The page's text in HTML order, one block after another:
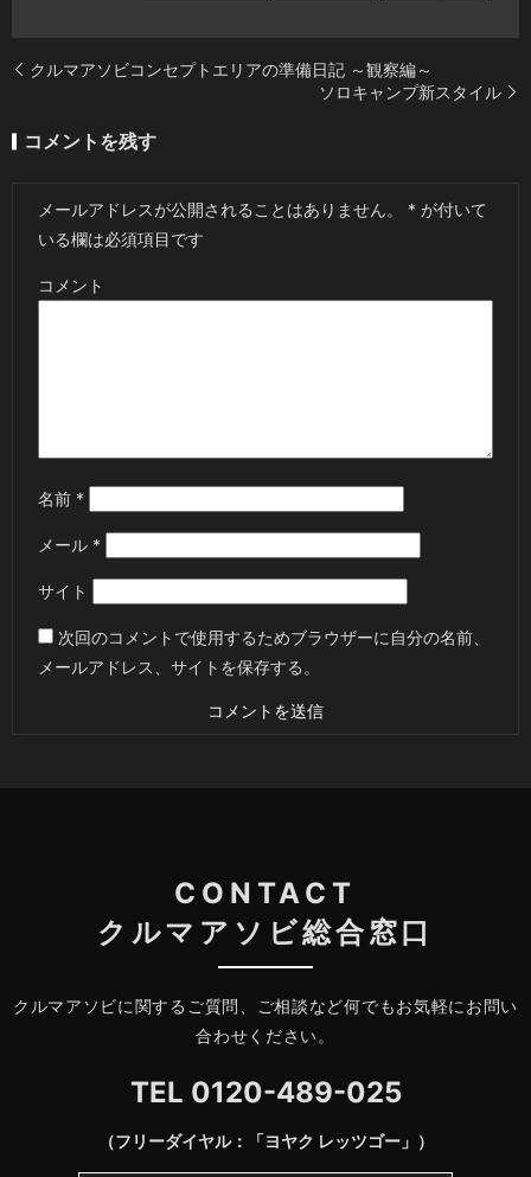
クルマアソビコンセプトエリアの準備日記 ～観察編～
ソロキャンプ新スタイル
コメントを残す
メールアドレスが公開されることはありません。 * が付いて
いる欄は必須項目です
コメント
名前 *
メール *
サイト
次回のコメントで使用するためブラウザーに自分の名前、
メールアドレス、サイトを保存する。
CONTACT
クルマアソビ総合窓口
クルマアソビに関するご質問、ご相談など何でもお気軽にお問い
合わせください。
TEL 0120-489-025
（フリーダイヤル：「ヨヤク レッツゴー」）